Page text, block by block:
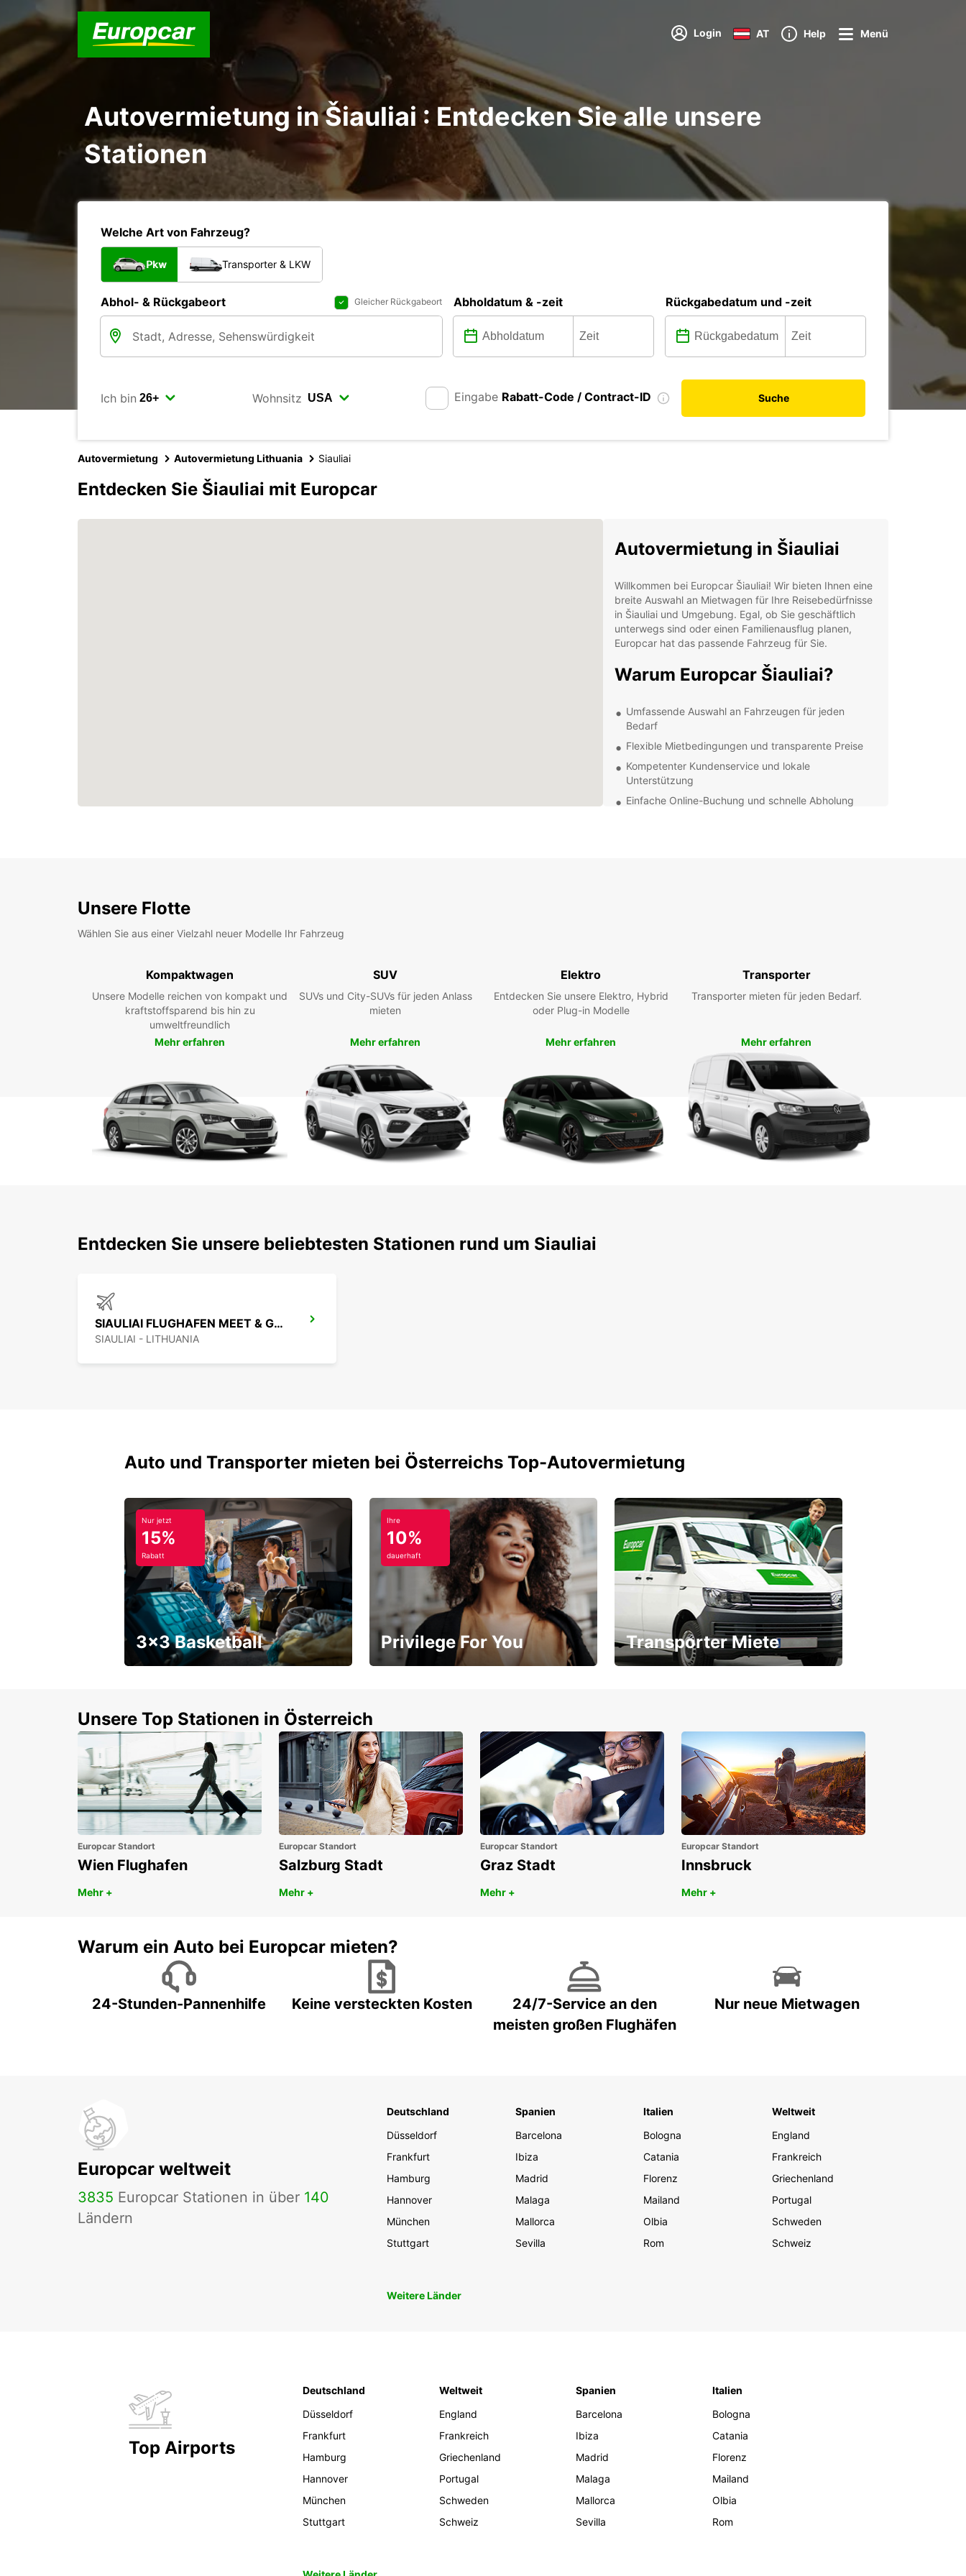
Login AT Help Menü
Autovermietung in Šiauliai : Entdecken Sie alle unsere
Stationen
Welche Art von Fahrzeug?
Pkw Transporter & LKW
Abhol- & Rückgabeort Gleicher Rückgabeort Abholdatum & -zeit Rückgabedatum und -zeit
Ich bin Wohnsitz Eingabe Rabatt-Code / Contract-ID Suche
Autovermietung Autovermietung Lithuania Siauliai
Entdecken Sie Šiauliai mit Europcar
Autovermietung in Šiauliai
Willkommen bei Europcar Šiauliai! Wir bieten Ihnen eine
breite Auswahl an Mietwagen für Ihre Reisebedürfnisse
in Šiauliai und Umgebung. Egal, ob Sie geschäftlich
unterwegs sind oder einen Familienausflug planen,
Europcar hat das passende Fahrzeug für Sie.
Warum Europcar Šiauliai?
Umfassende Auswahl an Fahrzeugen für jeden
Bedarf
Flexible Mietbedingungen und transparente Preise
Kompetenter Kundenservice und lokale
Unterstützung
Einfache Online-Buchung und schnelle Abholung
Verfügung, um Ihre Reise unvergesslich zu machen.
Reservieren Sie noch heute Ihren Mietwagen bei
Europcar Šiauliai und erleben Sie die Freiheit, die Ihnen
bei uns willkommen zu heißen und Ihnen eine
unvergessliche Reise zu ermöglichen.
Unsere Flotte
Wählen Sie aus einer Vielzahl neuer Modelle Ihr Fahrzeug
Kompaktwagen
Unsere Modelle reichen von kompakt und
kraftstoffsparend bis hin zu
umweltfreundlich
Mehr erfahren
SUV
SUVs und City-SUVs für jeden Anlass
mieten
Mehr erfahren
Elektro
Entdecken Sie unsere Elektro, Hybrid
oder Plug-in Modelle
Mehr erfahren
Transporter
Transporter mieten für jeden Bedarf.
Mehr erfahren
Entdecken Sie unsere beliebtesten Stationen rund um Siauliai
SIAULIAI FLUGHAFEN MEET & GREET
SIAULIAI - LITHUANIA
Auto und Transporter mieten bei Österreichs Top-Autovermietung
Nur jetzt
15%
Rabatt
3x3 Basketball
Ihre
10%
dauerhaft
Privilege For You Transporter Miete
Unsere Top Stationen in Österreich
Europcar Standort
Wien Flughafen
Mehr +
Europcar Standort
Salzburg Stadt
Mehr +
Europcar Standort
Graz Stadt
Mehr +
Europcar Standort
Innsbruck
Mehr +
Warum ein Auto bei Europcar mieten?
24-Stunden-Pannenhilfe Keine versteckten Kosten
24/7-Service an den
meisten großen Flughäfen
Nur neue Mietwagen
Europcar weltweit
3835 Europcar Stationen in über 140
Ländern
Deutschland
Düsseldorf
Frankfurt
Hamburg
Hannover
München
Stuttgart
Spanien
Barcelona
Ibiza
Madrid
Malaga
Mallorca
Sevilla
Italien
Bologna
Catania
Florenz
Mailand
Olbia
Rom
Weltweit
England
Frankreich
Griechenland
Portugal
Schweden
Schweiz
Weitere Länder
Top Airports
Deutschland
Düsseldorf
Frankfurt
Hamburg
Hannover
München
Stuttgart
Weltweit
England
Frankreich
Griechenland
Portugal
Schweden
Schweiz
Spanien
Barcelona
Ibiza
Madrid
Malaga
Mallorca
Sevilla
Italien
Bologna
Catania
Florenz
Mailand
Olbia
Rom